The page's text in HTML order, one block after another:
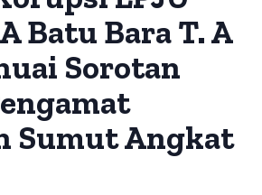
Batu Bara T. A
Sorotan
Sumut Angkat